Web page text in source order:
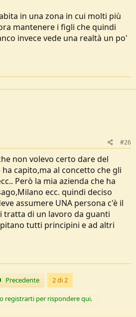
in una zona in cui molti più
mantenere i figli che quindi
invece vede una realtà un po'
#26
non volevo certo dare del
capito,ma al concetto che gli
Però la mia azienda che ha
ecc. quindi deciso
assumere UNA persona c'è il
tratta di un lavoro da guanti
tutti principini e ad altri
Precedente 2 di 2
registrarti per rispondere qui.